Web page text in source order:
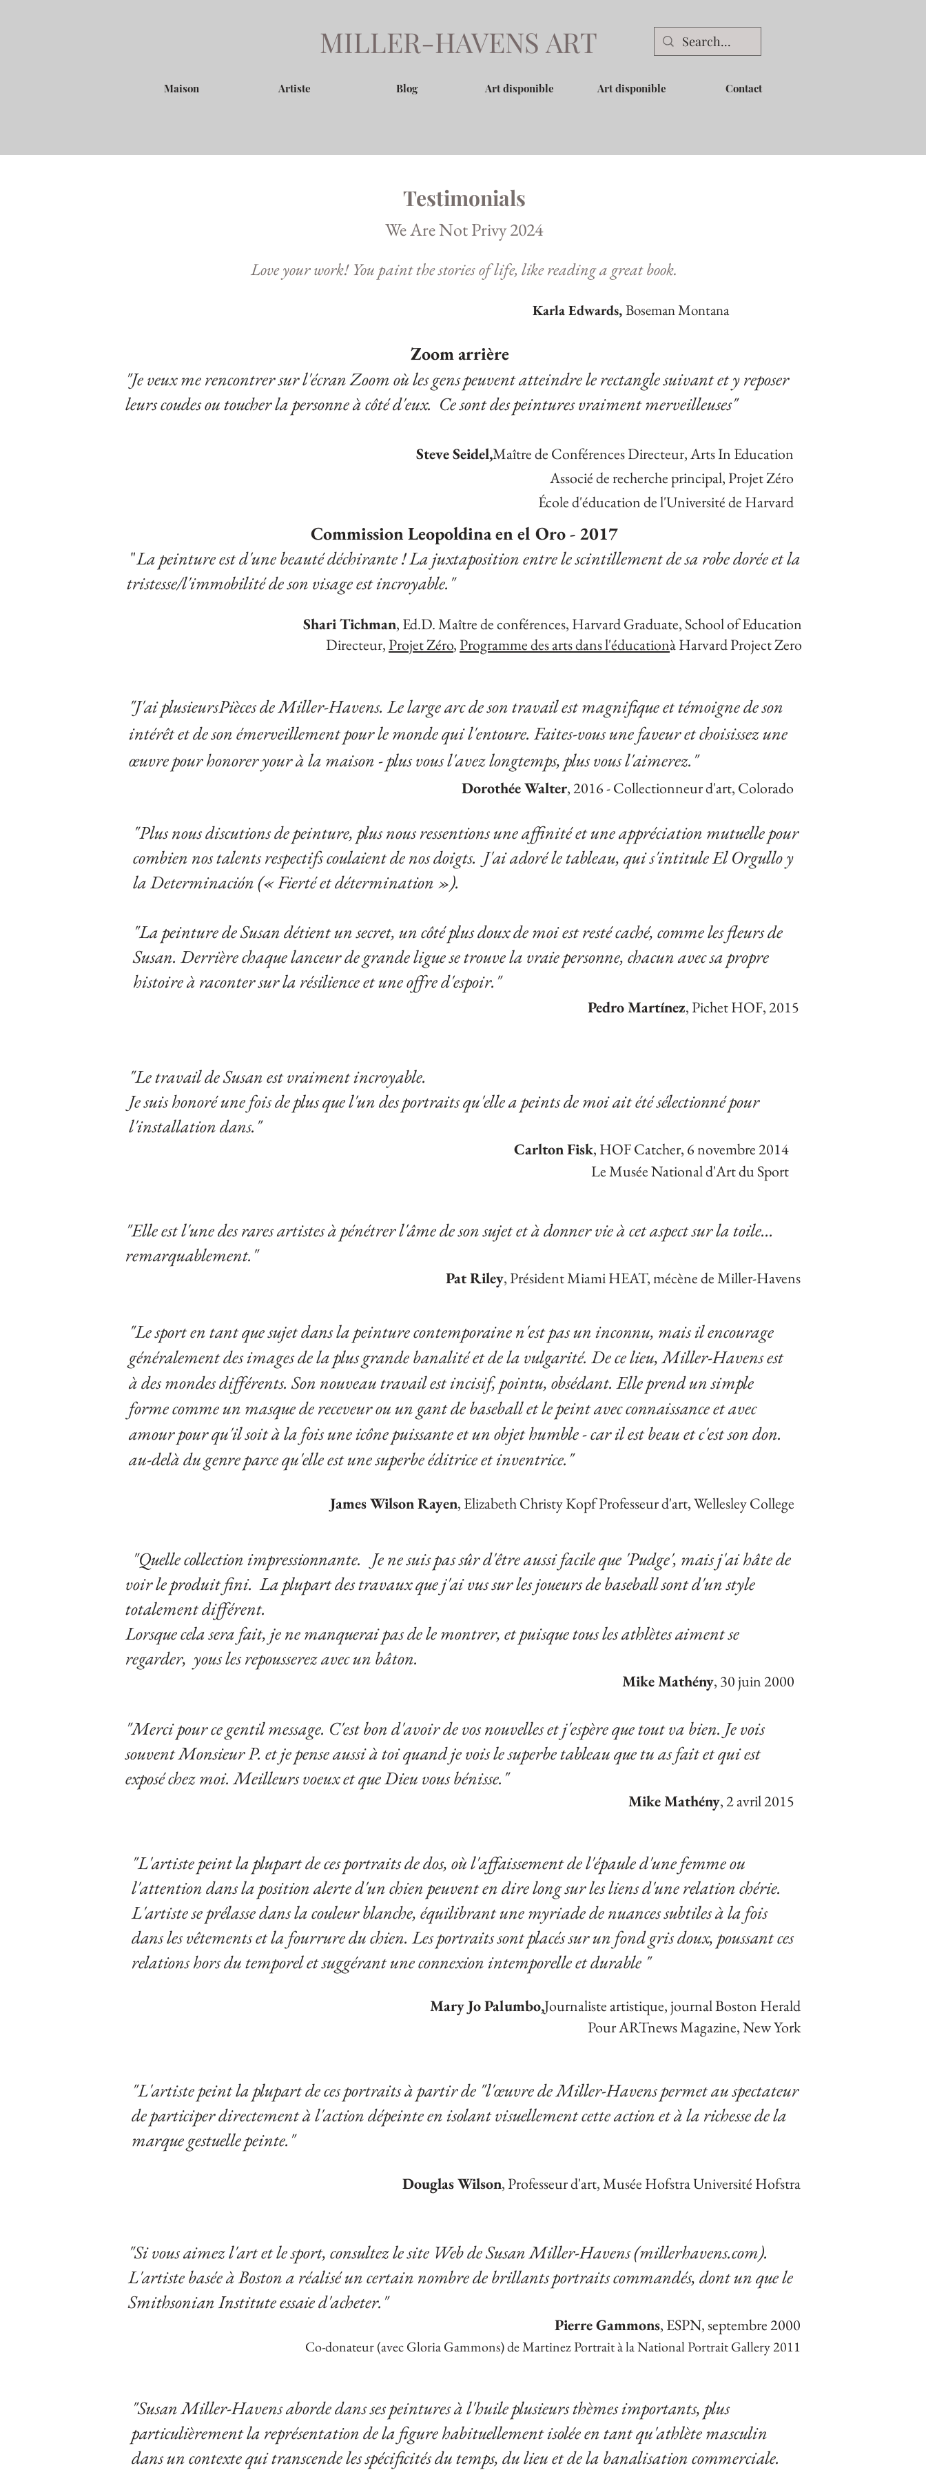
MILLER-HAVENS ART
Maison Artiste Blog Art disponible Art disponible Contact
Testimonials
We Are Not Privy 2024
Love your work! You paint the stories of life, like reading a great book.
Karla Edwards,Boseman Montana
Zoom arrière
"Je veux me rencontrer sur l'écran Zoom où les gens peuvent atteindre le rectangle suivant et y reposer
leurs coudes ou toucher la personne à côté d'eux. Ce sont des peintures vraiment merveilleuses"
Steve Seidel,Maître de Conférences Directeur, Arts In Education
Associé de recherche principal, Projet Zéro
École d'éducation de l'Université de Harvard
Commission Leopoldina en el Oro - 2017
"La peinture est d'une beauté déchirante !La juxtaposition entre le scintillement de sa robe dorée etla
tristesse/l'immobilité de son visage est incroyable."
Shari Tichman, Ed.D. Maître de conférences, Harvard Graduate, School of Education
Directeur,Projet Zéro,Programme des arts dans l'éducationà Harvard Project Zero
"J'ai plusieursPièces de Miller-Havens. Le large arc de son travail est magnifique et témoigne de son
intérêt et de son émerveillement pour le monde qui l'entoure. Faites-vous une faveur et choisissez une
œuvre pour honorer yourà la maison - plus vous l'avez longtemps, plus vous l'aimerez."
Dorothée Walter, 2016 - Collectionneur d'art, Colorado
"Plus nous discutions de peinture, plus nous ressentions une affinité et une appréciation mutuellepour
combien nos talents respectifs coulaient de nos doigts. J'ai adoré le tableau, qui s'intitule El Orgullo y
la Determinación (« Fierté et détermination »).
"La peinture de Susan détient un secret, un côté plus doux de moi est resté caché, comme les fleurs de
Susan. Derrière chaque lanceur de grande ligue se trouve la vraie personne, chacun avec sa propre
histoire à raconter sur la résilience et une offre d'espoir."
Pedro Martínez, Pichet HOF, 2015
"Le travail de Susan est vraiment incroyable.
Je suis honoré une fois de plus que l'un des portraits qu'elle a peints de moi ait étésélectionné pour
l'installation dans."
Carlton Fisk, HOF Catcher, 6 novembre 2014
Le Musée National d'Art du Sport
"Elle est l'une des rares artistes à pénétrer l'âme de son sujet et à donner vie à cet aspect sur la toile...
remarquablement."
Pat Riley,Président Miami HEAT, mécène de Miller-Havens
"Le sport en tant que sujet dans la peinture contemporaine n'est pas un inconnu, mais il encourage
généralement des images de la plus grande banalité et de la vulgarité. De ce lieu, Miller-Havens est
à des mondes différents. Son nouveau travail est incisif, pointu, obsédant. Elle prend un simple
forme comme un masque de receveur ou un gant de baseball et le peint avec connaissance et avec
amour pour qu'il soit à la fois une icône puissante et un objet humble - car il est beau et c'est son don.
au-delà du genre parce qu'elle est une superbe éditrice et inventrice."
James Wilson Rayen, Elizabeth Christy Kopf Professeur d'art, Wellesley College
"Quelle collection impressionnante. Je ne suis pas sûr d'être aussi facile que 'Pudge', mais j'ai hâte de
voir le produit fini. La plupart des travaux que j'ai vus sur les joueurs de baseball sont d'un style
totalement différent.
Lorsque cela sera fait, je ne manquerai pas de le montrer, et puisque tous les athlètes aiment se
regarder, yous les repousserez avec un bâton.
Mike Mathény, 30 juin 2000
"Merci pour ce gentil message. C'est bon d'avoir de vos nouvelles et j'espère que tout va bien. Je vois
souvent Monsieur P. et je pense aussi à toi quand je vois le superbe tableau que tu as fait et qui est
exposé chez moi.Meilleurs voeux et que Dieu vous bénisse."
Mike Mathény, 2 avril 2015
"L'artiste peint la plupart de ces portraits de dos, où l'affaissement de l'épaule d'une femme ou
l'attention dans la position alerte d'un chien peuvent en dire long sur les liens d'une relation chérie.
L'artiste se prélasse dans la couleur blanche, équilibrant une myriade de nuances subtiles à la fois
dans les vêtements et la fourrure du chien. Les portraits sont placés sur un fond gris doux, poussant ces
relations hors du temporel et suggérant une connexion intemporelle et durable "
Mary Jo Palumbo,Journaliste artistique, journal Boston Herald
Pour ARTnews Magazine, New York
"L'artiste peint la plupart de ces portraits à partir de "l'œuvre de Miller-Havens permet au spectateur
de participer directement à l'action dépeinte en isolant visuellement cette action et à la richesse de la
marque gestuelle peinte."
Douglas Wilson, Professeur d'art, Musée Hofstra Université Hofstra
"Si vous aimez l'art et le sport, consultez le site Web de Susan Miller-Havens (millerhavens.com).
L'artiste basée à Boston a réalisé un certain nombre de brillants portraits commandés, dont un que le
Smithsonian Institute essaie d'acheter."
Pierre Gammons, ESPN, septembre 2000
Co-donateur (avec Gloria Gammons) de Martinez Portrait à la National Portrait Gallery 2011
"Susan Miller-Havens aborde dans ses peintures à l'huile plusieurs thèmes importants, plus
particulièrement la représentation de la figure habituellement isolée en tant qu'athlète masculin
dans un contexte qui transcende les spécificités du temps, du lieu et de la banalisation commerciale.